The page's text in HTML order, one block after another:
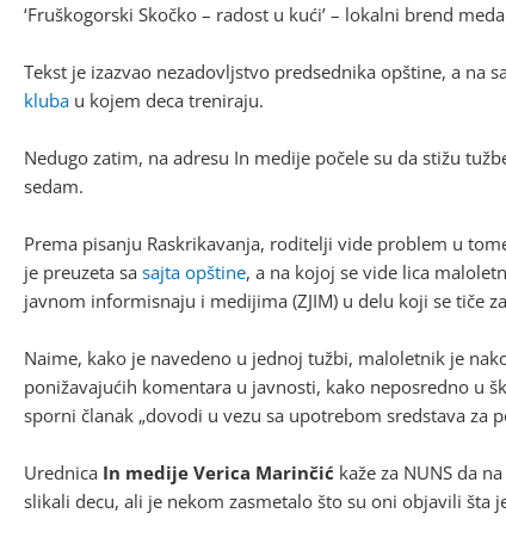
‘Fruškogorski Skočko – radost u kući’ – lokalni brend
Tekst je izazvao nezadovljstvo predsednika opštine, a na
kluba u kojem deca treniraju.
Nedugo zatim, na adresu In medije počele su da stižu
sedam.
Prema pisanju Raskrikavanja, roditelji vide problem u
je preuzeta sa sajta opštine, a na kojoj se vide lica
javnom informisnaju i medijima (ZJIM) u delu koji se tiče
Naime, kako je navedeno u jednoj tužbi, maloletnik je
ponižavajućih komentara u javnosti, kako neposredno u
sporni članak „dovodi u vezu sa upotrebom sredstava za
Urednica In medije Verica Marinčić kaže za NUNS da
slikali decu, ali je nekom zasmetalo što su oni objavili šta